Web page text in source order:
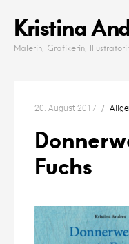
content
Kristina
Malerin, Grafikerin,
20. August 2017
Fuchs